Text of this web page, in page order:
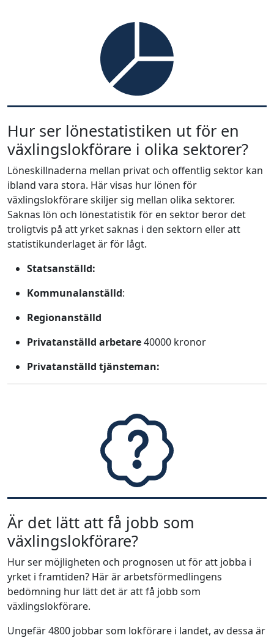
Hur ser lönestatistiken ut för en
växlingslokförare i olika sektorer?
Löneskillnaderna mellan privat och offentlig sektor kan
ibland vara stora. Här visas hur lönen för
växlingslokförare skiljer sig mellan olika sektorer.
Saknas lön och lönestatistik för en sektor beror det
troligtvis på att yrket saknas i den sektorn eller att
statistikunderlaget är för lågt.
Statsanställd:
Kommunalanställd:
Regionanställd
Privatanställd arbetare40000 kronor
Privatanställd tjänsteman:
Är det lätt att få jobb som
växlingslokförare?
Hur ser möjligheten och prognosen ut för att jobba i
yrket i framtiden? Här är arbetsförmedlingens
bedömning hur lätt det är att få jobb som
växlingslokförare.
Ungefär 4800 jobbar som lokförare i landet, av dessa är